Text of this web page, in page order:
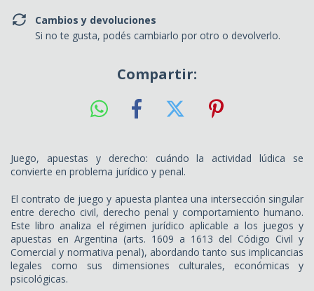
Cambios y devoluciones
Si no te gusta, podés cambiarlo por otro o devolverlo.
Compartir:
Juego, apuestas y derecho: cuándo la actividad lúdica se
convierte en problema jurídico y penal.
El contrato de juego y apuesta plantea una intersección singular
entre derecho civil, derecho penal y comportamiento humano.
Este libro analiza el régimen jurídico aplicable a los juegos y
apuestas en Argentina (arts. 1609 a 1613 del Código Civil y
Comercial y normativa penal), abordando tanto sus implicancias
legales como sus dimensiones culturales, económicas y
psicológicas.